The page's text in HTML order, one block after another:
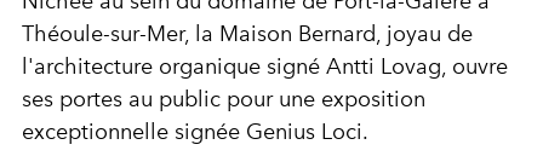
Théoule-sur-Mer, la Maison Bernard, joyau de
l'architecture organique signé Antti Lovag, ouvre
ses portes au public pour une exposition
exceptionnelle signée Genius Loci.